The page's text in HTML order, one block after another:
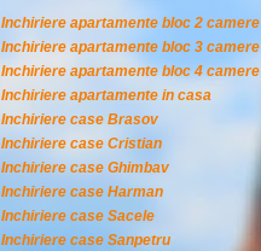
Inchiriere apartamente bloc 2 camere
Inchiriere apartamente bloc 3 camere
Inchiriere apartamente bloc 4 camere
Inchiriere apartamente in casa
Inchiriere case Brasov
Inchiriere case Cristian
Inchiriere case Ghimbav
Inchiriere case Harman
Inchiriere case Sacele
Inchiriere case Sanpetru